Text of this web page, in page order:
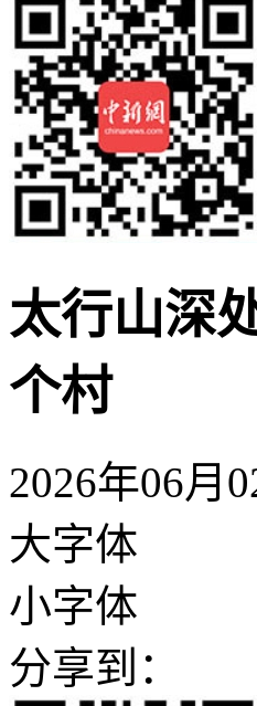
太行山深
个村
2026年06月
大字体
小字体
分享到：